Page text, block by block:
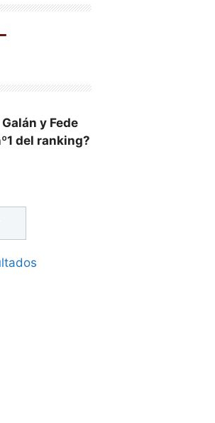
y Fede
del ranking?